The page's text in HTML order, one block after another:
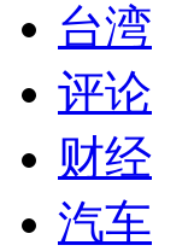
台湾
评论
财经
汽车